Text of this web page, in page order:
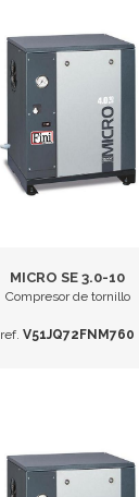
MICRO SE 3.0-10
Compresor de tornillo
ref. V51JQ72FNM760